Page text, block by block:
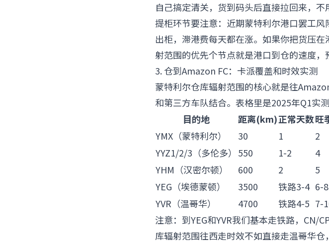
自己搞定清关，货到码头后直接拉回来，不
提柜环节要注意：近期蒙特利尔港口罢工
出柜，滞港费每天都在涨。如果你把货压
射范围的优先个节点就是港口到仓的速度，
3. 仓到Amazon FC：卡派覆盖和时效实测
蒙特利尔仓库辐射范围的核心就是往
和第三方车队结合。表格里是2025年Q1实测
目的地
距离(km)正常天数旺
YMX（蒙特利尔）
30 1 2
YYZ1/2/3（多伦多） 550 1-2 4
YHM（汉密尔顿）
600 2 5
YEG（埃德蒙顿）
3500 铁路3-4 6-8
YVR（温哥华）
4700 铁路4-5 7-
注意：到YEG和YVR我们基本走铁路，CN/
库辐射范围往西走时效不如直接走温哥华